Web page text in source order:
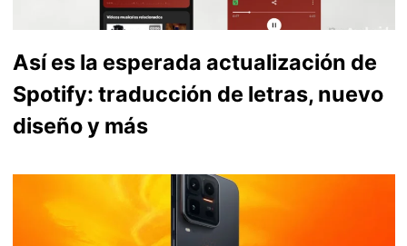
Así es la esperada actualización de
Spotify: traducción de letras, nuevo
diseño y más